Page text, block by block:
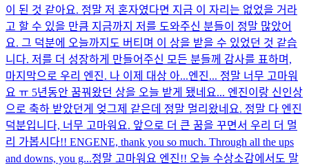
이 된 것 같아요. 정말 저 혼자였다면 지금 이 자리는 없었을 거라
고 할 수 있을 만큼 지금까지 저를 도와주신 분들이 정말 많았어
요. 그 덕분에 오늘까지도 버티며 이 상을 받을 수 있었던 것 같습
니다. 저를 더 성장하게 만들어주신 모든 분들께 감사를 표하며,
마지막으로 우리 엔진. 나 이제 대상 아...엔진... 정말 너무 고마워
요 ㅠ 5년동안 꿈꿔왔던 상을 오늘 받게 됐네요... 엔진이랑 신인상
으로 축하 받았던게 엊그제 같은데 정말 멀리왔네요. 정말 다 엔진
덕분입니다, 너무 고마워요. 앞으로 더 큰 꿈을 꾸면서 우리 더 멀
리 가봅시다!! ENGENE, thank you so much. Through all the ups
and downs, you g...정말 고마워요 엔진!! 오늘 수상소감에서도 말